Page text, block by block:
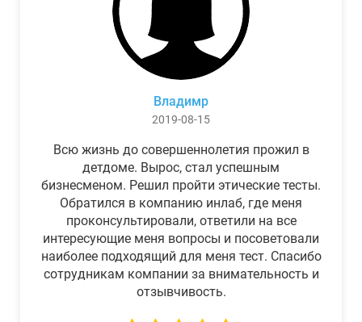
Владимр
2019-08-15
Всю жизнь до совершеннолетия прожил в
детдоме. Вырос, стал успешным
бизнесменом. Решил пройти этические тесты.
Обратился в компанию инлаб, где меня
проконсультировали, ответили на все
интересующие меня вопросы и посоветовали
наиболее подходящий для меня тест. Спасибо
сотрудникам компании за внимательность и
отзывчивость.